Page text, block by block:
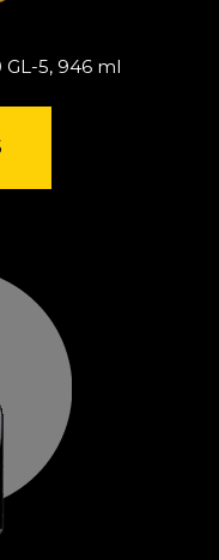
5, 946 ml